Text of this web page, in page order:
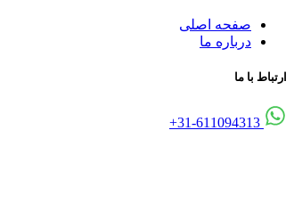
صفحه اصلی
درباره ما
ارتباط با ما